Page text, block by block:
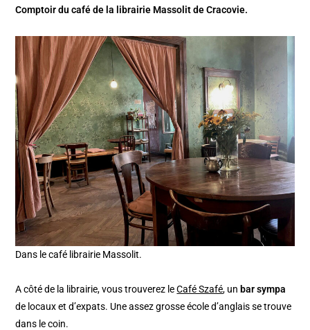
Comptoir du café de la librairie Massolit de Cracovie.
Dans le café librairie Massolit.
A côté de la librairie, vous trouverez leCafé Szafé, unbar sympa
de locaux et d’expats. Une assez grosse école d’anglais se trouve
dans le coin.